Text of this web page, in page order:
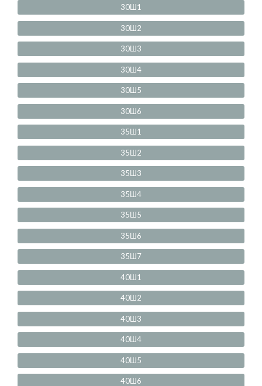
30Ш1
30Ш2
30Ш3
30Ш4
30Ш5
30Ш6
35Ш1
35Ш2
35Ш3
35Ш4
35Ш5
35Ш6
35Ш7
40Ш1
40Ш2
40Ш3
40Ш4
40Ш5
40Ш6